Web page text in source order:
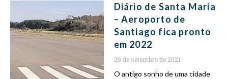
Diário de Santa Maria
– Aeroporto de
Santiago fica pronto
em 2022
29 de setembro de 2021
O antigo sonho de uma cidade